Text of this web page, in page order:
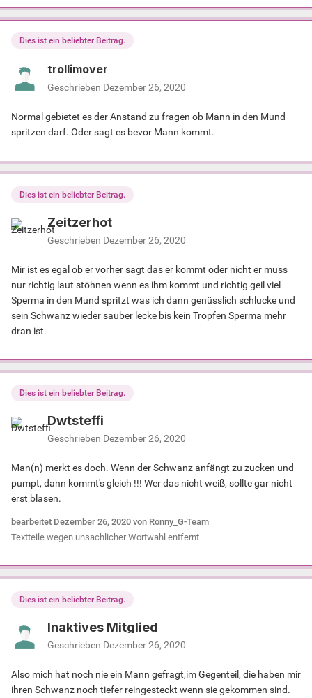
Dies ist ein beliebter Beitrag.
trollimover
Geschrieben Dezember 26, 2020
Normal gebietet es der Anstand zu fragen ob Mann in den Mund
spritzen darf. Oder sagt es bevor Mann kommt.
Dies ist ein beliebter Beitrag.
Zeitzerhot
Geschrieben Dezember 26, 2020
Mir ist es egal ob er vorher sagt das er kommt oder nicht er muss
nur richtig laut stöhnen wenn es ihm kommt und richtig geil viel
Sperma in den Mund spritzt was ich dann genüsslich schlucke und
sein Schwanz wieder sauber lecke bis kein Tropfen Sperma mehr
dran ist.
Dies ist ein beliebter Beitrag.
Dwtsteffi
Geschrieben Dezember 26, 2020
Man(n) merkt es doch. Wenn der Schwanz anfängt zu zucken und
pumpt, dann kommt's gleich !!! Wer das nicht weiß, sollte gar nicht
erst blasen.
bearbeitet Dezember 26, 2020 von Ronny_G-Team
Textteile wegen unsachlicher Wortwahl entfernt
Dies ist ein beliebter Beitrag.
Inaktives Mitglied
Geschrieben Dezember 26, 2020
Also mich hat noch nie ein Mann gefragt,im Gegenteil, die haben mir
ihren Schwanz noch tiefer reingesteckt wenn sie gekommen sind.